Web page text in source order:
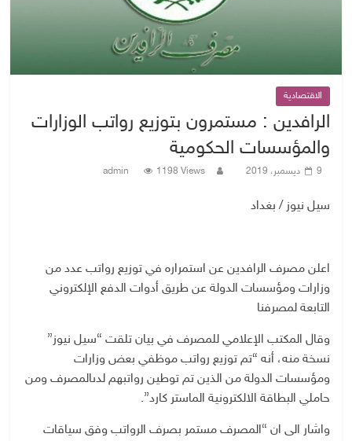
الاقتصادية
الرافدين : مستمرون بتوزيع رواتب الوزارات
والمؤسسات الحكومية
9 ديسمبر، 2019 admin 1198 Views
سيل نيوز / بغداد
اعلن مصرف الرافدين عن استمراره في توزيع رواتب عدد من
وزارات ومؤسسات الدولة عن طريق أدوات الدفع الإلكتروني
التابعة لمصرفنا
وقال المكتب الإعلامي للمصرف في بيان تلقت “سيل نيوز”
نسخة منه، أنه “تم توزيع رواتب موظفي بعض وزارات
ومؤسسات الدولة من الذين تم توطين رواتبهم لدىالمصرف ومن
حاملي البطاقة الالكترونية الماستر كارد”.
واشار الى ان “المصرف مستمر بصرف الرواتب وفق سياقات